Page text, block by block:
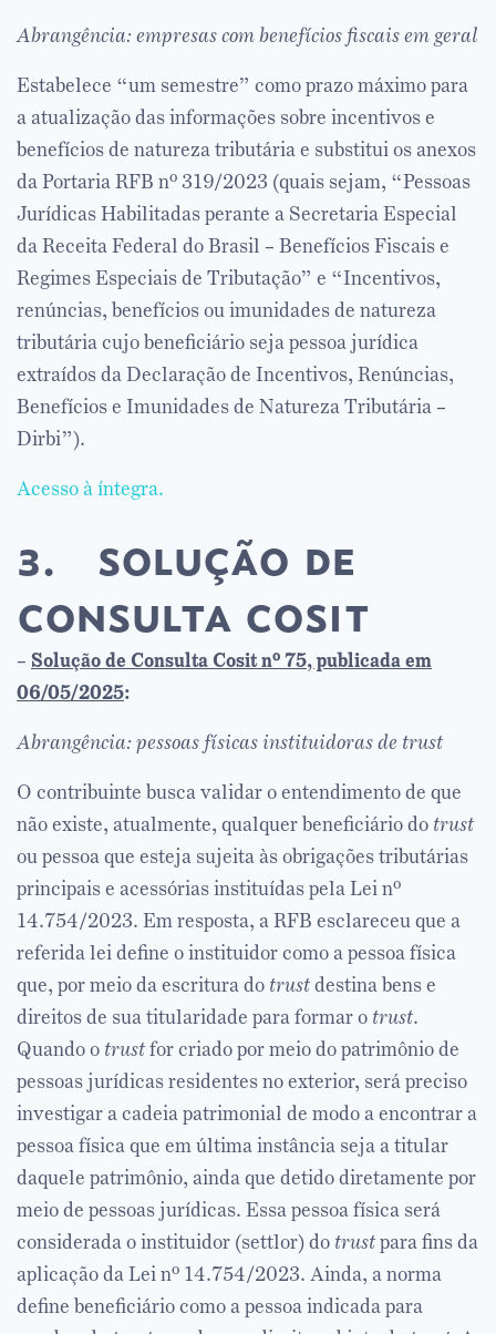
Abrangência: empresas com benefícios fiscais em geral
Estabelece “um semestre” como prazo máximo para
a atualização das informações sobre incentivos e
benefícios de natureza tributária e substitui os anexos
da Portaria RFB nº 319/2023 (quais sejam, “Pessoas
Jurídicas Habilitadas perante a Secretaria Especial
da Receita Federal do Brasil – Benefícios Fiscais e
Regimes Especiais de Tributação” e “Incentivos,
renúncias, benefícios ou imunidades de natureza
tributária cujo beneficiário seja pessoa jurídica
extraídos da Declaração de Incentivos, Renúncias,
Benefícios e Imunidades de Natureza Tributária –
Dirbi”).
Acesso à íntegra.
3. solução de
consulta cosit
– Solução de Consulta Cosit nº 75, publicada em
06/05/2025:
Abrangência: pessoas físicas instituidoras de trust
O contribuinte busca validar o entendimento de que
não existe, atualmente, qualquer beneficiário do trust
ou pessoa que esteja sujeita às obrigações tributárias
principais e acessórias instituídas pela Lei nº
14.754/2023. Em resposta, a RFB esclareceu que a
referida lei define o instituidor como a pessoa física
que, por meio da escritura do trustdestina bens e
direitos de sua titularidade para formar o trust.
Quando o trustfor criado por meio do patrimônio de
pessoas jurídicas residentes no exterior, será preciso
investigar a cadeia patrimonial de modo a encontrar a
pessoa física que em última instância seja a titular
daquele patrimônio, ainda que detido diretamente por
meio de pessoas jurídicas. Essa pessoa física será
considerada o instituidor (settlor) do trustpara fins da
aplicação da Lei nº 14.754/2023. Ainda, a norma
define beneficiário como a pessoa indicada para